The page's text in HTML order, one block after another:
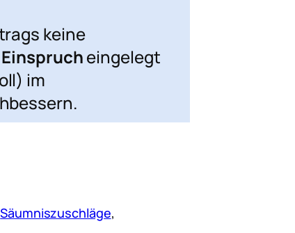
keine
Einsprucheingelegt
im
Säumniszuschläge